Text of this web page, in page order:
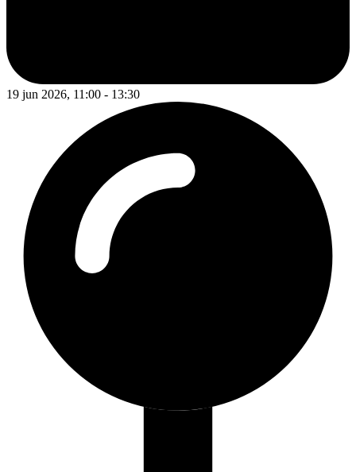
19 jun 2026, 11:00 - 13:30